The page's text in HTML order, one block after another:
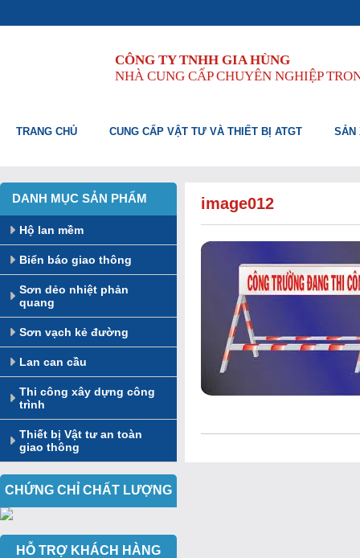
CÔNG TY TNHH GIA HÙNG
NHÀ CUNG CẤP CHUYÊN NGHIỆP
TRANG CHỦ CUNG CẤP VẬT TƯ VÀ THIẾT BỊ ATGT SẢN
DANH MỤC SẢN PHẨM
Hộ lan mềm
Biển báo giao thông
Sơn dẻo nhiệt phản
quang
Sơn vạch kẻ đường
Lan can cầu
Thi công xây dựng công
trình
Thiết bị Vật tư an toàn
giao thông
CHỨNG CHỈ CHẤT LƯỢNG
HỖ TRỢ KHÁCH HÀNG
image012